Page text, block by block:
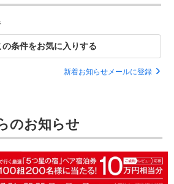
の条件をお気に入りする
新着お知らせメールに登録
のお知らせ